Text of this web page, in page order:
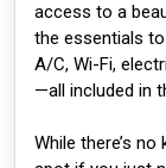
access to a
the essentials
A/C, Wi-Fi,
—all included in
While there’s